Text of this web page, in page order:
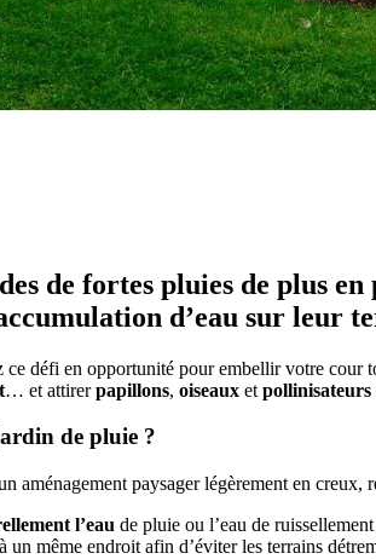
de fortes pluies de plus
d’eau sur leur
défi en opportunité pour embellir votre cour
… et attirerpapillons, oiseaux et pollinisateurs
de pluie ?
aménagement paysager légèrement en creux,
l’eau de pluie ou l’eau de
un même endroit afin d’éviter les terrains